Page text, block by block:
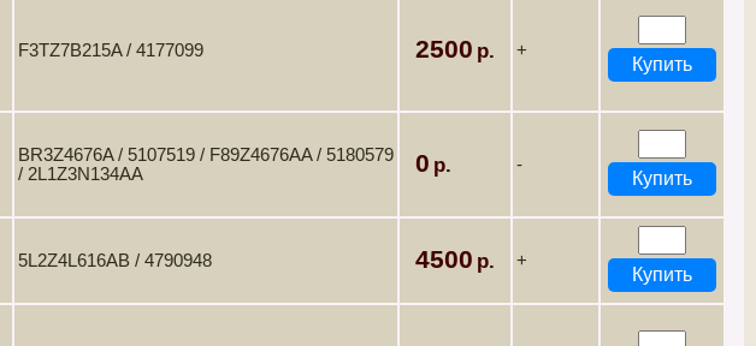
F3TZ7B215A / 4177099 2500 +
BR3Z4676A / 5107519 / F89Z4676AA / 5180579
/ 2L1Z3N134AA
0 -
5L2Z4L616AB / 4790948 4500 +